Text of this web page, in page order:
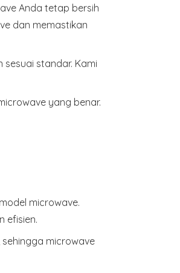
Anda tetap bersih
dan memastikan
standar. Kami
yang benar.
microwave.
efisien.
microwave